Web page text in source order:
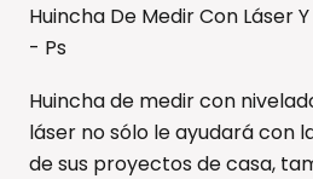
Huincha De Medir Con Láser
- Ps
Huincha de medir con
láser no sólo le ayudará con
de sus proyectos de casa,